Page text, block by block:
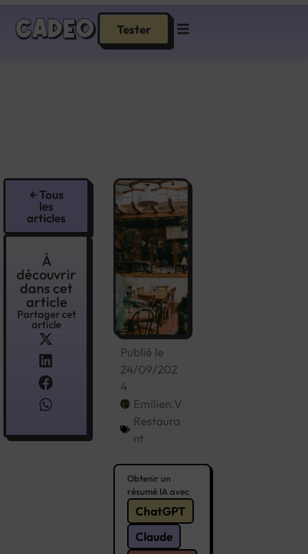
Tester
← Tous
les
articles
À
découvrir
dans cet
article
Partager cet
article
Publié le
24/09/202
4
Emilien.V
Restaura
nt
Obtenir un
résumé IA avec
ChatGPT
Claude